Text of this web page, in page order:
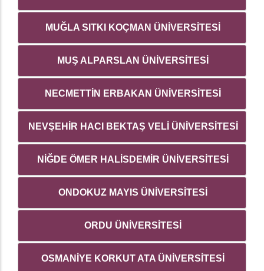
MUĞLA SITKI KOÇMAN ÜNİVERSİTESİ
MUŞ ALPARSLAN ÜNİVERSİTESİ
NECMETTİN ERBAKAN ÜNİVERSİTESİ
NEVŞEHİR HACI BEKTAŞ VELİ ÜNİVERSİTESİ
NİĞDE ÖMER HALİSDEMİR ÜNİVERSİTESİ
ONDOKUZ MAYIS ÜNİVERSİTESİ
ORDU ÜNİVERSİTESİ
OSMANİYE KORKUT ATA ÜNİVERSİTESİ